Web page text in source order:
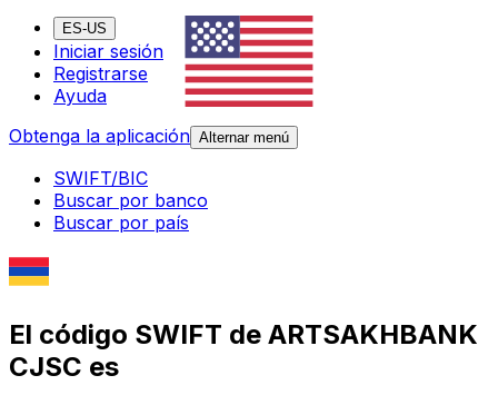
ES-US
Iniciar sesión
Registrarse
Ayuda
Obtenga la aplicación Alternar menú
SWIFT/BIC
Buscar por banco
Buscar por país
El código SWIFT de ARTSAKHBANK
CJSC es